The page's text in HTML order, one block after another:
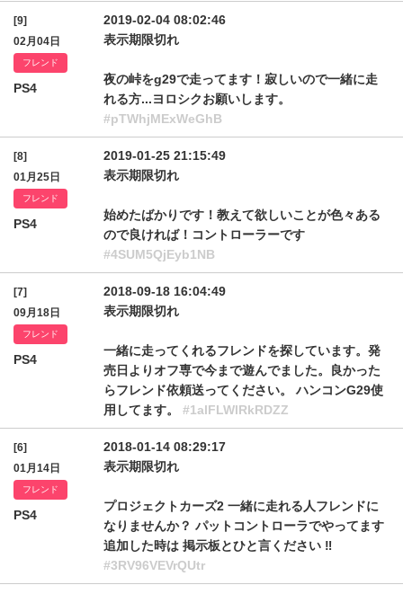
[9]
02月04日
フレンド
PS4
2019-02-04 08:02:46
表示期限切れ
夜の峠をg29で走ってます！寂しいので一緒に走
れる方...ヨロシクお願いします。
#pTWhjMExWeGhB
[8]
01月25日
フレンド
PS4
2019-01-25 21:15:49
表示期限切れ
始めたばかりです！教えて欲しいことが色々ある
ので良ければ！コントローラーです
#4SUM5QjEyb1NB
[7]
09月18日
フレンド
PS4
2018-09-18 16:04:49
表示期限切れ
一緒に走ってくれるフレンドを探しています。発
売日よりオフ専で今まで遊んでました。良かった
らフレンド依頼送ってください。 ハンコンG29使
用してます。 #1alFLWlRkRDZZ
[6]
01月14日
フレンド
PS4
2018-01-14 08:29:17
表示期限切れ
プロジェクトカーズ2 一緒に走れる人フレンドに
なりませんか？ パットコントローラでやってます
追加した時は 掲示板とひと言ください ‼️
#3RV96VEVrQUtr